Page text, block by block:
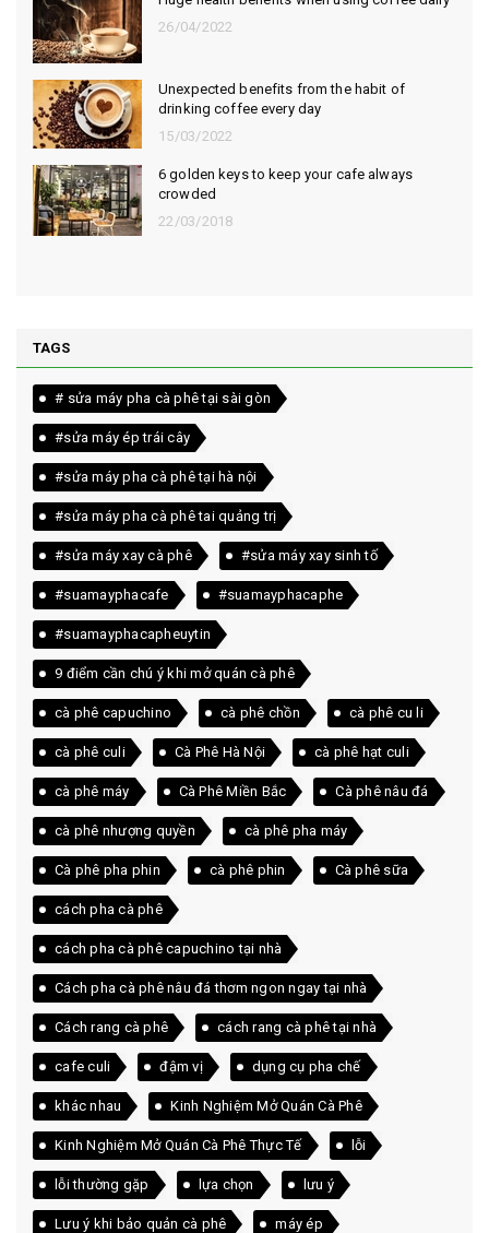
26/04/2022
Unexpected benefits from the habit of
drinking coffee every day
15/03/2022
6 golden keys to keep your cafe always
crowded
22/03/2018
TAGS
# sửa máy pha cà phê tại sài gòn
#sửa máy ép trái cây
#sửa máy pha cà phê tại hà nội
#sửa máy pha cà phê tai quảng trị
#sửa máy xay cà phê #sửa máy xay sinh tố
#suamayphacafe #suamayphacaphe
#suamayphacapheuytin
9 điểm cần chú ý khi mở quán cà phê
cà phê capuchino cà phê chồn cà phê cu li
cà phê culi Cà Phê Hà Nội cà phê hạt culi
cà phê máy Cà Phê Miền Bắc Cà phê nâu đá
cà phê nhượng quyền cà phê pha máy
Cà phê pha phin cà phê phin Cà phê sữa
cách pha cà phê
cách pha cà phê capuchino tại nhà
Cách pha cà phê nâu đá thơm ngon ngay tại nhà
Cách rang cà phê cách rang cà phê tại nhà
cafe culi đậm vị dụng cụ pha chế
khác nhau Kinh Nghiệm Mở Quán Cà Phê
Kinh Nghiệm Mở Quán Cà Phê Thực Tế lỗi
lỗi thường gặp lựa chọn lưu ý
Lưu ý khi bảo quản cà phê máy ép